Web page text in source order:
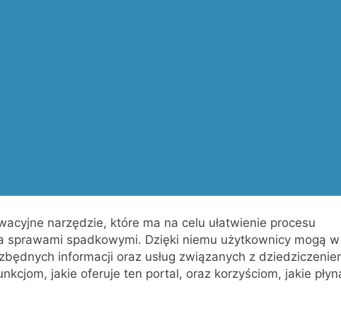
narzędzie, które ma na celu ułatwienie procesu
sprawami spadkowymi. Dzięki niemu użytkownicy mogą
informacji oraz usług związanych z
jakie oferuje ten portal, oraz korzyściom, jakie